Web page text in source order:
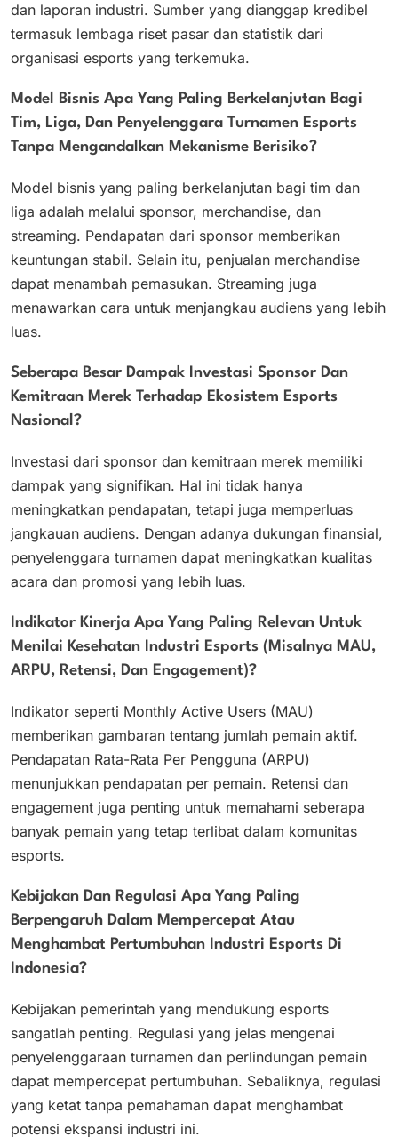
dan laporan industri. Sumber yang dianggap kredibel
termasuk lembaga riset pasar dan statistik dari
organisasi esports yang terkemuka.
Model Bisnis Apa Yang Paling Berkelanjutan Bagi
Tim, Liga, Dan Penyelenggara Turnamen Esports
Tanpa Mengandalkan Mekanisme Berisiko?
Model bisnis yang paling berkelanjutan bagi tim dan
liga adalah melalui sponsor, merchandise, dan
streaming. Pendapatan dari sponsor memberikan
keuntungan stabil. Selain itu, penjualan merchandise
dapat menambah pemasukan. Streaming juga
menawarkan cara untuk menjangkau audiens yang lebih
luas.
Seberapa Besar Dampak Investasi Sponsor Dan
Kemitraan Merek Terhadap Ekosistem Esports
Nasional?
Investasi dari sponsor dan kemitraan merek memiliki
dampak yang signifikan. Hal ini tidak hanya
meningkatkan pendapatan, tetapi juga memperluas
jangkauan audiens. Dengan adanya dukungan finansial,
penyelenggara turnamen dapat meningkatkan kualitas
acara dan promosi yang lebih luas.
Indikator Kinerja Apa Yang Paling Relevan Untuk
Menilai Kesehatan Industri Esports (misalnya MAU,
ARPU, Retensi, Dan Engagement)?
Indikator seperti Monthly Active Users (MAU)
memberikan gambaran tentang jumlah pemain aktif.
Pendapatan Rata-Rata Per Pengguna (ARPU)
menunjukkan pendapatan per pemain. Retensi dan
engagement juga penting untuk memahami seberapa
banyak pemain yang tetap terlibat dalam komunitas
esports.
Kebijakan Dan Regulasi Apa Yang Paling
Berpengaruh Dalam Mempercepat Atau
Menghambat Pertumbuhan Industri Esports Di
Indonesia?
Kebijakan pemerintah yang mendukung esports
sangatlah penting. Regulasi yang jelas mengenai
penyelenggaraan turnamen dan perlindungan pemain
dapat mempercepat pertumbuhan. Sebaliknya, regulasi
yang ketat tanpa pemahaman dapat menghambat
potensi ekspansi industri ini.